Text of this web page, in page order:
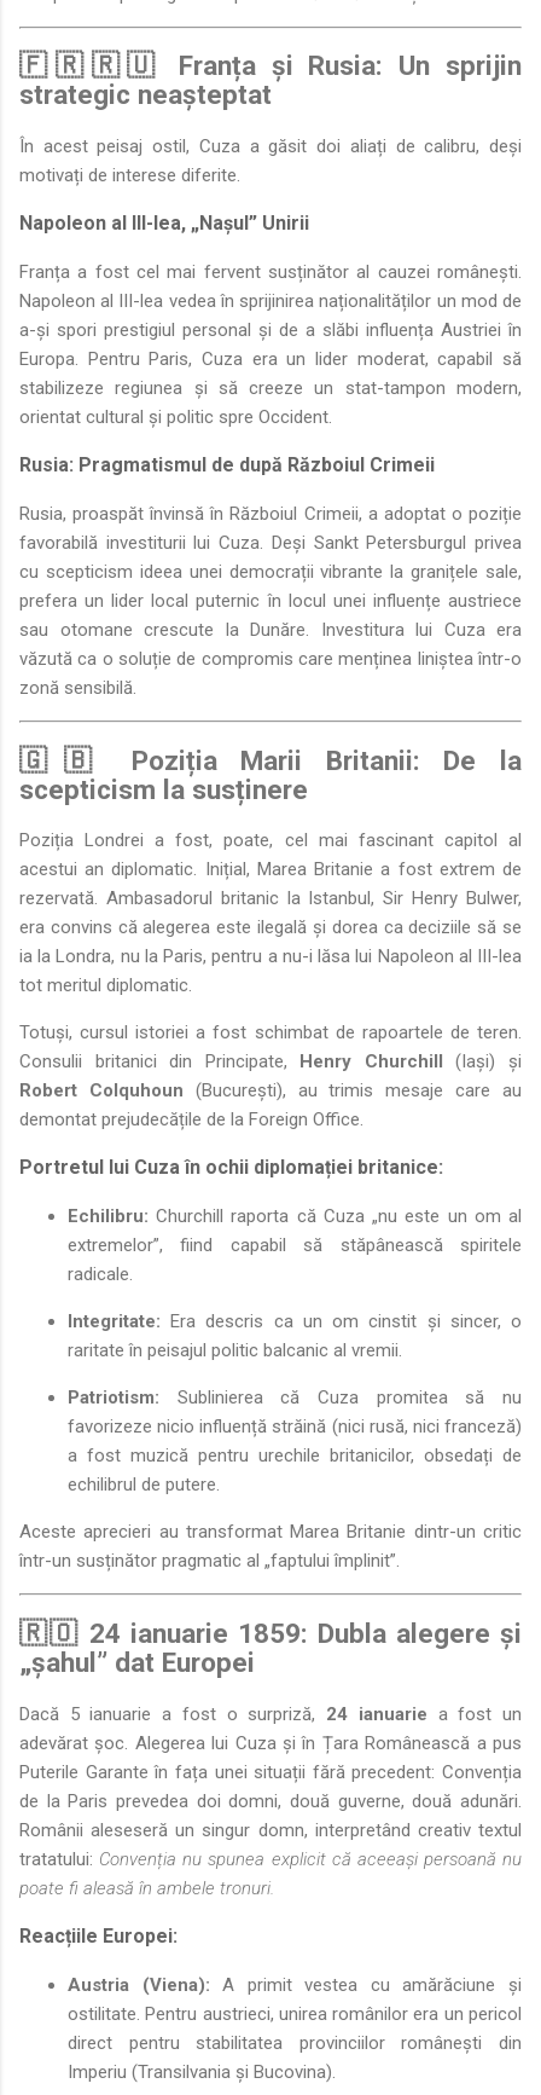
🇫🇷🇷🇺 Franța și Rusia: Un sprijin
strategic neașteptat
În acest peisaj ostil, Cuza a găsit doi aliați de calibru, deși
motivați de interese diferite.
Napoleon al III-lea, „Nașul” Unirii
Franța a fost cel mai fervent susținător al cauzei românești.
Napoleon al III-lea vedea în sprijinirea naționalităților un mod de
a-și spori prestigiul personal și de a slăbi influența Austriei în
Europa. Pentru Paris, Cuza era un lider moderat, capabil să
stabilizeze regiunea și să creeze un stat-tampon modern,
orientat cultural și politic spre Occident.
Rusia: Pragmatismul de după Războiul Crimeii
Rusia, proaspăt învinsă în Războiul Crimeii, a adoptat o poziție
favorabilă investiturii lui Cuza. Deși Sankt Petersburgul privea
cu scepticism ideea unei democrații vibrante la granițele sale,
prefera un lider local puternic în locul unei influențe austriece
sau otomane crescute la Dunăre. Investitura lui Cuza era
văzută ca o soluție de compromis care menținea liniștea într-o
zonă sensibilă.
🇬🇧 Poziția Marii Britanii: De la
scepticism la susținere
Poziția Londrei a fost, poate, cel mai fascinant capitol al
acestui an diplomatic. Inițial, Marea Britanie a fost extrem de
rezervată. Ambasadorul britanic la Istanbul, Sir Henry Bulwer,
era convins că alegerea este ilegală și dorea ca deciziile să se
ia la Londra, nu la Paris, pentru a nu-i lăsa lui Napoleon al III-lea
tot meritul diplomatic.
Totuși, cursul istoriei a fost schimbat de rapoartele de teren.
Consulii britanici din Principate,
Henry Churchill
(Iași) și
Robert Colquhoun (București), au trimis mesaje care au
demontat prejudecățile de la Foreign Office.
Portretul lui Cuza în ochii diplomației britanice:
Echilibru: Churchill raporta că Cuza „nu este un om al
extremelor”, fiind capabil să stăpânească spiritele
radicale.
Integritate: Era descris ca un om cinstit și sincer, o
raritate în peisajul politic balcanic al vremii.
Patriotism: Sublinierea că Cuza promitea să nu
favorizeze nicio influență străină (nici rusă, nici franceză)
a fost muzică pentru urechile britanicilor, obsedați de
echilibrul de putere.
Aceste aprecieri au transformat Marea Britanie dintr-un critic
într-un susținător pragmatic al „faptului împlinit”.
🇷🇴 24 ianuarie 1859: Dubla alegere și
„șahul” dat Europei
Dacă 5 ianuarie a fost o surpriză, 24 ianuarie a fost un
adevărat șoc. Alegerea lui Cuza și în Țara Românească a pus
Puterile Garante în fața unei situații fără precedent: Convenția
de la Paris prevedea doi domni, două guverne, două adunări.
Românii aleseseră un singur domn, interpretând creativ textul
tratatului: Convenția nu spunea explicit că aceeași persoană nu
poate fi aleasă în ambele tronuri.
Reacțiile Europei:
Austria (Viena): A primit vestea cu amărăciune și
ostilitate. Pentru austrieci, unirea românilor era un pericol
direct pentru stabilitatea provinciilor românești din
Imperiu (Transilvania și Bucovina).